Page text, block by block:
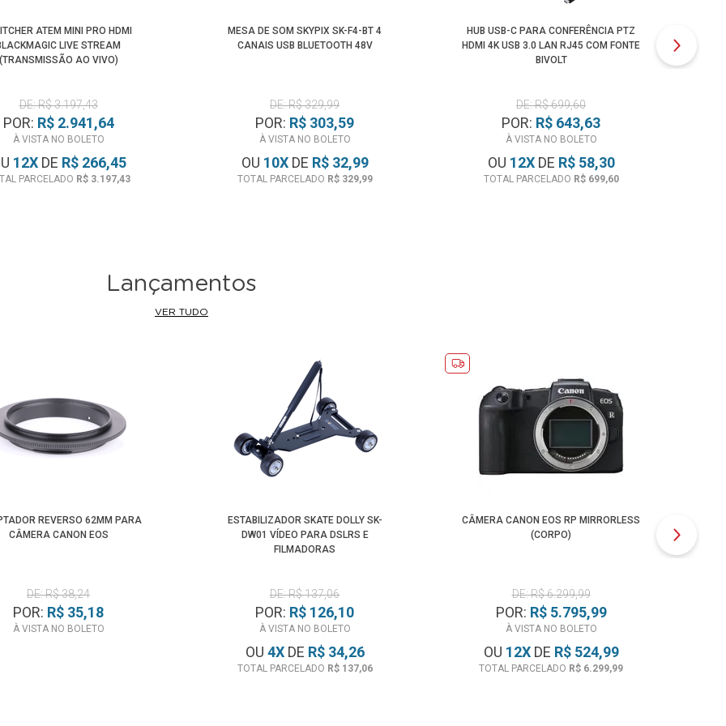
ATEM MINI PRO HDMI
LIVE STREAM
AO VIVO)
DE: R$ 3.197,43
POR: R$ 2.941,64
À VISTA NO BOLETO
12XDE R$ 266,45
PARCELADO R$ 3.197,43
MESA DE SOM SKYPIX SK-F4-BT 4
CANAIS USB BLUETOOTH 48V
DE: R$ 329,99
POR: R$ 303,59
À VISTA NO BOLETO
OU 10XDE R$ 32,99
TOTAL PARCELADO R$ 329,99
HUB USB-C PARA CONFERÊNCIA PTZ
HDMI 4K USB 3.0 LAN RJ45 COM FONTE
BIVOLT
DE: R$ 699,60
POR: R$ 643,63
À VISTA NO BOLETO
OU 12XDE R$ 58,30
TOTAL PARCELADO R$ 699,60
Lançamentos
VER TUDO
REVERSO 62MM PARA
CÂMERA CANON EOS
DE: R$ 38,24
POR: R$ 35,18
À VISTA NO BOLETO
ESTABILIZADOR SKATE DOLLY SK-
DW01 VÍDEO PARA DSLRS E
FILMADORAS
DE: R$ 137,06
POR: R$ 126,10
À VISTA NO BOLETO
OU 4XDE R$ 34,26
TOTAL PARCELADO R$ 137,06
CÂMERA CANON EOS RP MIRRORLESS
(CORPO)
DE: R$ 6.299,99
POR: R$ 5.795,99
À VISTA NO BOLETO
OU 12XDE R$ 524,99
TOTAL PARCELADO R$ 6.299,99